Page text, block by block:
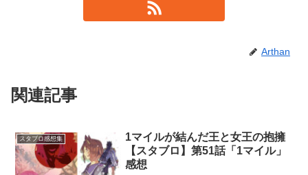
Arthan
関連記事
スタブロ感想集
1マイルが結んだ王と女王の抱擁
【スタブロ】第51話「1マイル」
感想